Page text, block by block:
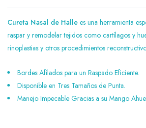
Cureta Nasal de Halle es una herramienta
raspar y remodelar tejidos como cartílagos y
rinoplastias y otros procedimientos
Bordes Afilados para un Raspado Eficiente.
Disponible en Tres Tamaños de Punta.
Manejo Impecable Gracias a su Mango